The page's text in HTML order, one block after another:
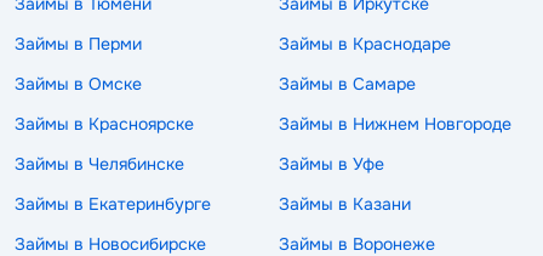
Займы в Перми
Займы в Краснодаре
Займы в Омске
Займы в Самаре
Займы в Красноярске
Займы в Нижнем Новгороде
Займы в Челябинске
Займы в Уфе
Займы в Екатеринбурге
Займы в Казани
Займы в Новосибирске
Займы в Воронеже